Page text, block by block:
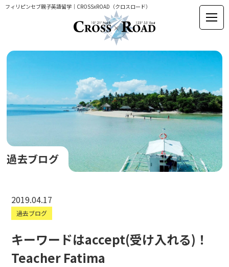
フィリピンセブ親子英語留学｜CROSSxROAD（クロスロード）
過去ブログ
2019.04.17
過去ブログ
キーワードはaccept(受け入れる)！
Teacher Fatima